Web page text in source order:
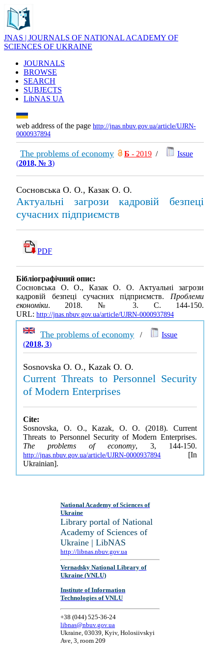
JNAS | JOURNALS OF NATIONAL ACADEMY OF
SCIENCES OF UKRAINE
JOURNALS
BROWSE
SEARCH
SUBJECTS
LibNAS UA
web address of the page http://jnas.nbuv.gov.ua/article/UJRN-
0000937894
The problems of economy Б - 2019 /
Issue
(2018, № 3)
Сосновська О. О., Казак О. О.
Актуальні загрози кадровій безпеці
сучасних підприємств
PDF
Бібліографічний опис:
Сосновська О. О., Казак О. О. Актуальні загрози
кадровій безпеці сучасних підприємств. Проблеми
економіки. 2018. № 3. С. 144-150.
URL: http://jnas.nbuv.gov.ua/article/UJRN-0000937894
The problems of economy /
Issue
(2018, 3)
Sosnovska O. O., Kazak O. O.
Current Threats to Personnel Security
of Modern Enterprises
Cite:
Sosnovska, O. O., Kazak, O. O. (2018). Current
Threats to Personnel Security of Modern Enterprises.
The problems of economy, 3, 144-150.
http://jnas.nbuv.gov.ua/article/UJRN-0000937894 [In
Ukrainian].
National Academy of Sciences of
Ukraine
Library portal of National
Academy of Sciences of
Ukraine | LibNAS
http://libnas.nbuv.gov.ua
Vernadsky National Library of
Ukraine (VNLU)
Institute of Information
Technologies of VNLU
+38 (044) 525-36-24
libnas@nbuv.gov.ua
Ukraine, 03039, Kyiv, Holosiivskyi
Ave, 3, room 209